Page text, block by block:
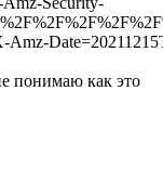
понимаю как это